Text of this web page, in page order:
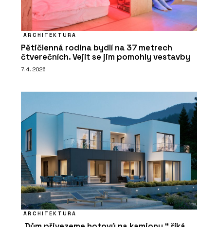
ARCHITEKTURA
Pětičlenná rodina bydlí na 37 metrech
čtverečních. Vejít se jim pomohly vestavby
7. 4. 2026
ARCHITEKTURA